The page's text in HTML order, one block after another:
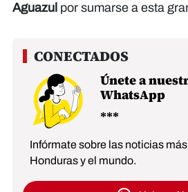
Aguazul por sumarse a esta
Únete a
WhatsApp
Infórmate sobre las noticias
Honduras y el mundo.